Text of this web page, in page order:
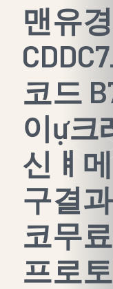
맨유
코드
이ự크
신ㅒ
구결
코무
프로